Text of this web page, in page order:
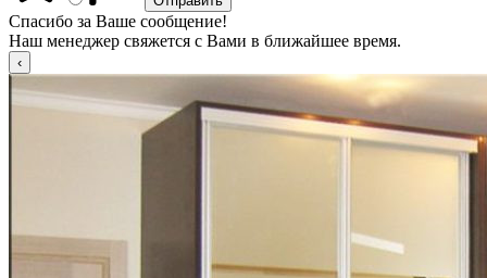
Спасибо за Ваше сообщение!
Наш менеджер свяжется с Вами в ближайшее время.